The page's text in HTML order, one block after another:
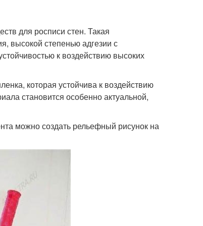
для росписи стен. Такая
высокой степенью адгезии с
к воздействию высоких
которая устойчива к воздействию
становится особенно актуальной,
можно создать рельефный рисунок на